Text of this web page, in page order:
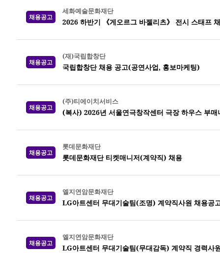
채용공고
세화예술문화재단
2026 하반기 《게오르그 바젤리츠》 전시 스태프
채용공고
(재)국립합창단
국립합창단 채용 공고(공연사업, 홍보마케팅)
채용공고
(주)티에이치서비스
(복사) 2026년 서울연극창작센터 극장 하우스 부
채용공고
롯데문화재단
롯데문화재단 티켓매니저(계약직) 채용
채용공고
엘지연암문화재단
LG아트센터 무대기술팀(조명) 계약직사원 채용공
채용공고
엘지연암문화재단
LG아트센터 무대기술팀(무대감독) 계약직 경력사